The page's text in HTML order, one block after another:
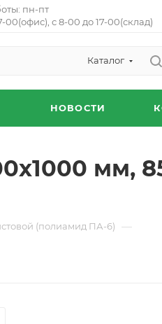
пн-пт
00(офис), с 8-00 до 17-00(склад)
Каталог
НОВОСТИ
мм,
(полиамид ПА-6) —